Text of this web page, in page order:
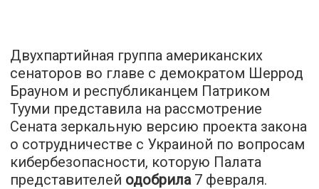
Двухпартийная группа американских
сенаторов во главе с демократом Шеррод
Брауном и республиканцем Патриком
Тууми представила на рассмотрение
Сената зеркальную версию проекта закона
о сотрудничестве с Украиной по вопросам
кибербезопасности, которую Палата
представителей одобрила 7 февраля.